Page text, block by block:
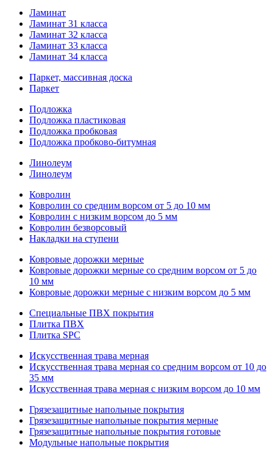
Ламинат
Ламинат 31 класса
Ламинат 32 класса
Ламинат 33 класса
Ламинат 34 класса
Паркет, массивная доска
Паркет
Подложка
Подложка пластиковая
Подложка пробковая
Подложка пробково-битумная
Линолеум
Линолеум
Ковролин
Ковролин со средним ворсом от 5 до 10 мм
Ковролин с низким ворсом до 5 мм
Ковролин безворсовый
Накладки на ступени
Ковровые дорожки мерные
Ковровые дорожки мерные со средним ворсом от 5 до
10 мм
Ковровые дорожки мерные с низким ворсом до 5 мм
Специальные ПВХ покрытия
Плитка ПВХ
Плитка SPC
Искуccтвенная трава мерная
Искусственная трава мерная со средним ворсом от 10 до
35 мм
Искусственная трава мерная с низким ворсом до 10 мм
Грязезащитные напольные покрытия
Грязезащитные напольные покрытия мерные
Грязезащитные напольные покрытия готовые
Модульные напольные покрытия